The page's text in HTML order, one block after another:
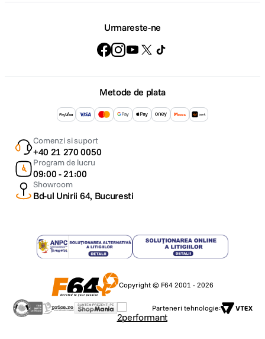
Urmareste-ne
Metode de plata
Comenzi si suport
+40 21 270 0050
Program de lucru
09:00 - 21:00
Showroom
Bd-ul Unirii 64, Bucuresti
Copyright © F64 2001 - 2026
Parteneri tehnologie: